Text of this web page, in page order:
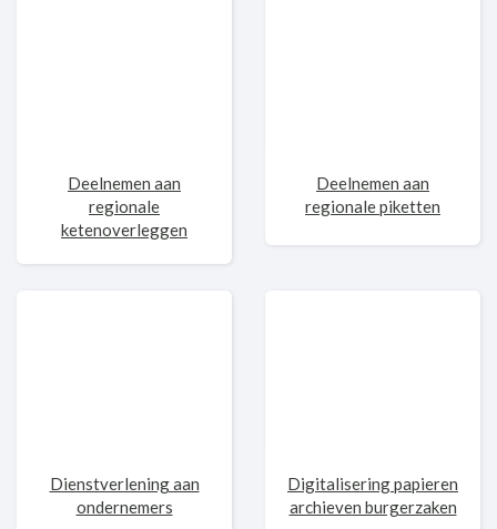
Deelnemen aan
regionale
ketenoverleggen
Deelnemen aan
regionale piketten
Dienstverlening aan
ondernemers
Digitalisering papieren
archieven burgerzaken